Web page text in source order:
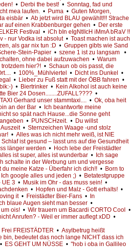
• Derbi the best! • Sonntag, fad und
mea laufen. • Puma • Guten Morgen,
eisbär • Ab jetzt wird BLAU gewählt!!! Strache
auf einen Krabbenburger gehen • Der erste
Festival • iCh bIn eIgNtlIcH iMmA bRaV !!
- nur Vodka ist absolut • Toast machen ist auch
als gar nix tun :D • Gruppen gibts wie Sand
Stein-Papier • szene 1 ist zu langsam
•
ohne dabei aufzuwachen • Warum
hier?! • Schaun ob ois passt, die
• 100%_Mühlviertel • Dicht ins Dunkel •
• Lieber zu Fuß statt mit der ÖBB fahren •
) • Biertrinker • Kein Alkohol ist auch keine
Bier 24 Dosen........ZUFALL???? •
TAXI Gerhard unser stammtaxi.... • Ok, oba heit
an der Bar • Ich beantworte meine
so spät nach Hause...die Sonne geht
• PUNSCHzeit. • Du willst
• Sternzeichen Waage -und stolz
• Alles was ich nicht mehr weiß, ist NIE
Schlaf ist gesund – lasst uns auf die Gesundheit
länger werden • Hoch lebe der Freistädter
ist super, alles ist wunderbar • Ich sage
schalte in der Werbung um und vergesse
du meine Katze - Überfahr ich dich!! • Born to
Ich google alles und jeden ;) • Betatestgruppe
UE 3 • Musik im Ohr - das muss sein! •
• Hopfen und Malz - Gott erhalts! •
it • Freistädter Bier-Fans • In
blaue Augen sieht man besser •
ois! • Wir trauern um Bacardi CORTO Cool •
Anrufen? - Weil er immer auflegt xDD •
Frei FREISTÄDTER • Asylbetrug heißt
bin, bedeutet das noch lange NICHT dass ich
• ES GEHT UM NÜSSE • "hob i oba in Gallileo